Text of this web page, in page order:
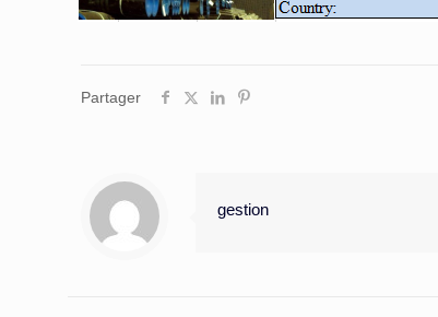
Partager
gestion